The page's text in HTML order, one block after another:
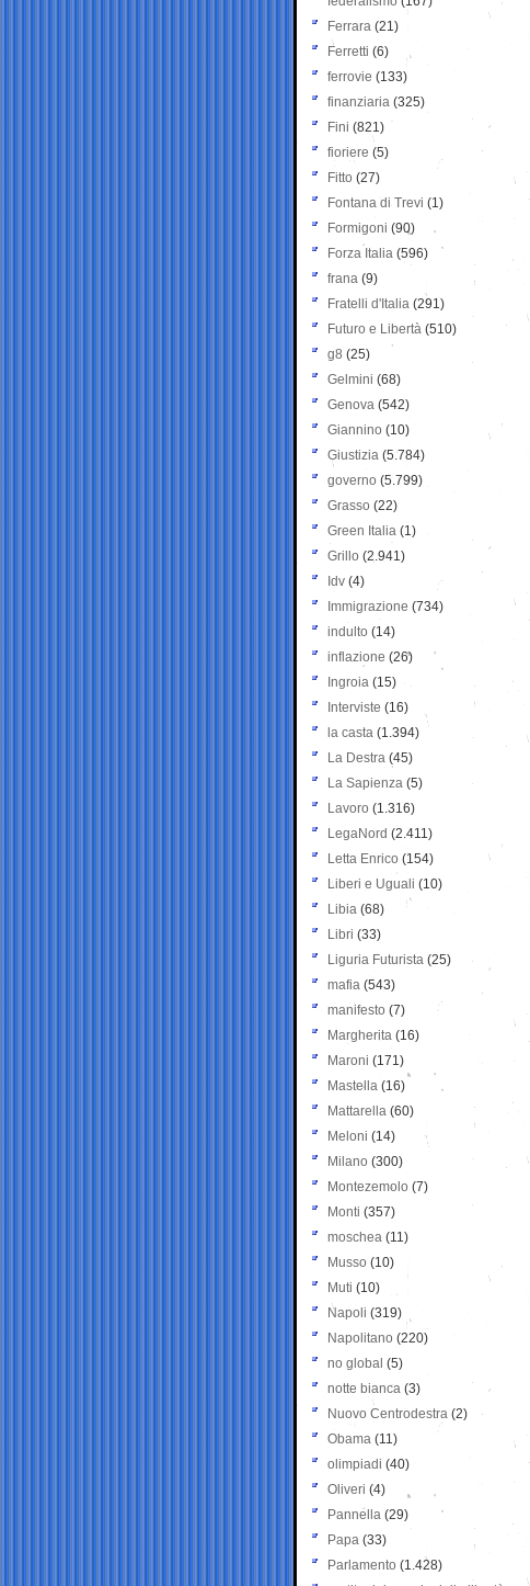
Ferrara (21)
Ferretti (6)
ferrovie (133)
finanziaria (325)
Fini (821)
fioriere (5)
Fitto (27)
Fontana di Trevi (1)
Formigoni (90)
Forza Italia (596)
frana (9)
Fratelli d'Italia (291)
Futuro e Libertà (510)
g8 (25)
Gelmini (68)
Genova (542)
Giannino (10)
Giustizia (5.784)
governo (5.799)
Grasso (22)
Green Italia (1)
Grillo (2.941)
Idv (4)
Immigrazione (734)
indulto (14)
inflazione (26)
Ingroia (15)
Interviste (16)
la casta (1.394)
La Destra (45)
La Sapienza (5)
Lavoro (1.316)
LegaNord (2.411)
Letta Enrico (154)
Liberi e Uguali (10)
Libia (68)
Libri (33)
Liguria Futurista (25)
mafia (543)
manifesto (7)
Margherita (16)
Maroni (171)
Mastella (16)
Mattarella (60)
Meloni (14)
Milano (300)
Montezemolo (7)
Monti (357)
moschea (11)
Musso (10)
Muti (10)
Napoli (319)
Napolitano (220)
no global (5)
notte bianca (3)
Nuovo Centrodestra (2)
Obama (11)
olimpiadi (40)
Oliveri (4)
Pannella (29)
Papa (33)
Parlamento (1.428)